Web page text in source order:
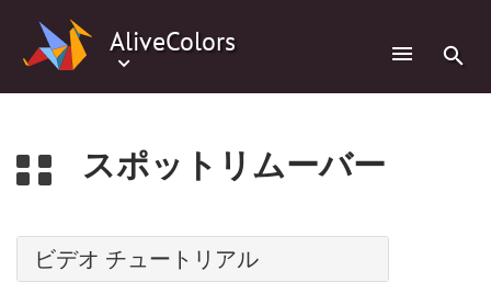
AliveColors
スポットリムーバー
ビデオ チュートリアル